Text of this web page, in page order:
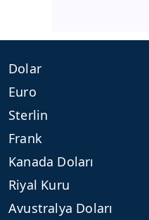
Dolar
Euro
Sterlin
Frank
Kanada Doları
Riyal Kuru
Avustralya Doları